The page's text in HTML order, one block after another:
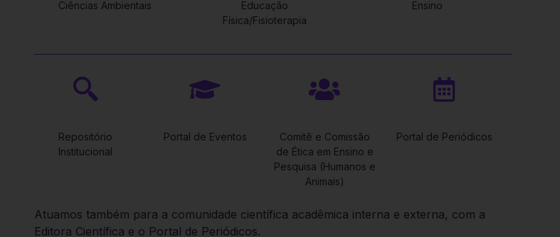
Ciências Ambientais
Educação
Física/Fisioterapia
Ensino
Repositório
Institucional
Portal de Eventos
Comitê e Comissão
de Ética em Ensino e
Pesquisa (Humanos e
Animais)
Portal de Periódicos
Atuamos também para a comunidade científica acadêmica interna e externa, com a
Editora Científica e o Portal de Periódicos.